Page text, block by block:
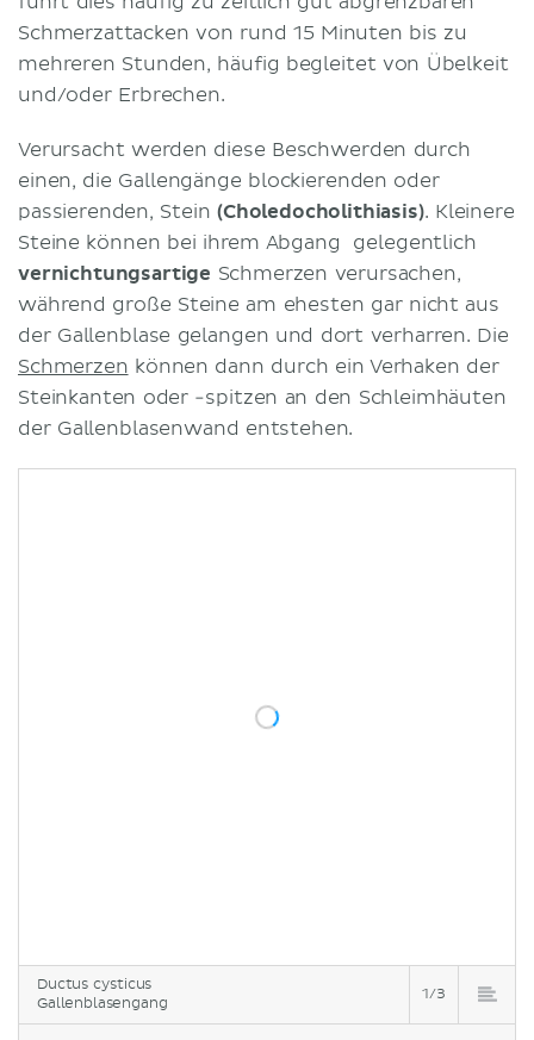
Schmerzattacken von rund 15 Minuten bis zu
mehreren Stunden, häufig begleitet von Übelkeit
und/oder Erbrechen.
Verursacht werden diese Beschwerden durch
einen, die Gallengänge blockierenden oder
passierenden, Stein (Choledocholithiasis). Kleinere
Steine können bei ihrem Abgang gelegentlich
vernichtungsartige Schmerzen verursachen,
während große Steine am ehesten gar nicht aus
der Gallenblase gelangen und dort verharren. Die
Schmerzen können dann durch ein Verhaken der
Steinkanten oder -spitzen an den Schleimhäuten
der Gallenblasenwand entstehen.
Ductus cysticus
Gallenblasengang
1/3